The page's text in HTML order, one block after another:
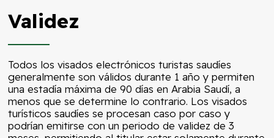
Validez
Todos los visados electrónicos turistas saudíes
generalmente son válidos durante 1 año y permiten
una estadía máxima de 90 días en Arabia Saudí, a
menos que se determine lo contrario. Los visados
turísticos saudíes se procesan caso por caso y
podrían emitirse con un periodo de validez de 3